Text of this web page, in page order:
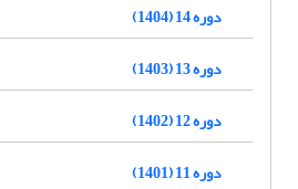
دوره 14 (1404)
دوره 13 (1403)
دوره 12 (1402)
دوره 11 (1401)